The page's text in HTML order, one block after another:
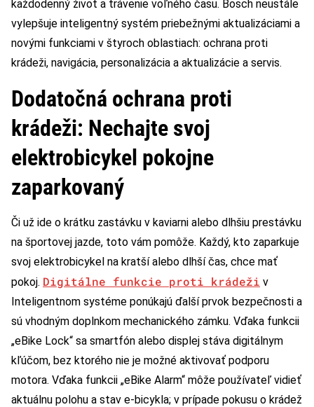
každodenný život a trávenie voľného času. Bosch neustále
vylepšuje inteligentný systém priebežnými aktualizáciami a
novými funkciami v štyroch oblastiach: ochrana proti
krádeži, navigácia, personalizácia a aktualizácie a servis.
Dodatočná ochrana proti
krádeži: Nechajte svoj
elektrobicykel pokojne
zaparkovaný
Či už ide o krátku zastávku v kaviarni alebo dlhšiu prestávku
na športovej jazde, toto vám pomôže. Každý, kto zaparkuje
svoj elektrobicykel na kratší alebo dlhší čas, chce mať
pokoj. Digitálne funkcie proti krádeži v
Inteligentnom systéme ponúkajú ďalší prvok bezpečnosti a
sú vhodným doplnkom mechanického zámku. Vďaka funkcii
„eBike Lock“ sa smartfón alebo displej stáva digitálnym
kľúčom, bez ktorého nie je možné aktivovať podporu
motora. Vďaka funkcii „eBike Alarm“ môže používateľ vidieť
aktuálnu polohu a stav e-bicykla; v prípade pokusu o krádež